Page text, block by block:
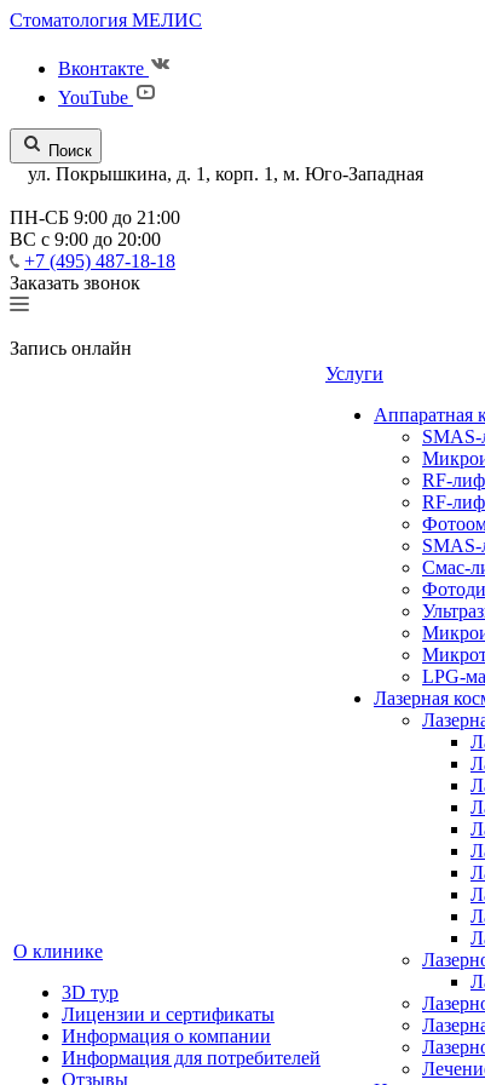
Стоматология МЕЛИС
Вконтакте
YouTube
Поиск
ул. Покрышкина, д. 1, корп. 1, м. Юго-Западная
ПН-СБ 9:00 до 21:00
ВС с 9:00 до 20:00
+7 (495) 487-18-18
Заказать звонок
Запись онлайн
О клинике
3D тур
Лицензии и сертификаты
Информация о компании
Информация для потребителей
Отзывы
Услуги
Аппаратная
RF-
RF-
Смас-
LPG-
Лазерная